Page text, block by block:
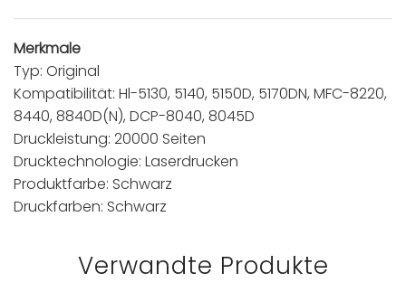
Merkmale
Typ: Original
Kompatibilität: Hl-5130, 5140, 5150D, 5170DN, MFC-8220,
8440, 8840D(N), DCP-8040, 8045D
Druckleistung: 20000 Seiten
Drucktechnologie: Laserdrucken
Produktfarbe: Schwarz
Druckfarben: Schwarz
Verwandte Produkte